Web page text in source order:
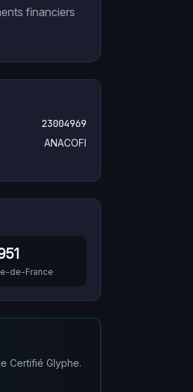
financiers
23004969
ANACOFI
de-France
Certifié Glyphe.